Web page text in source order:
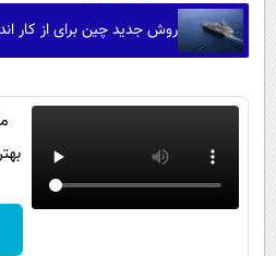
روش جدید چین برای از کار